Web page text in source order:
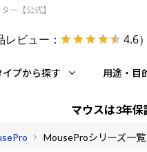
ー【公式】
レビュー： 4.6）
プから探す 用途・目
マウスは3年
MouseProシリーズ一覧